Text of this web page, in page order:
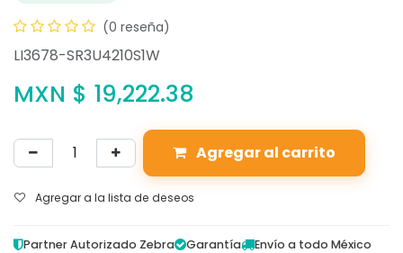
(0 reseña)
LI3678-SR3U4210S1W
MXN $ 19,222.38
Agregar al carrito
Agregar a la lista de deseos
Partner Autorizado Zebra Garantía Envío a todo México